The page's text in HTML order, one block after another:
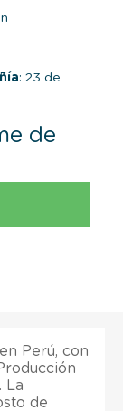
: 23 de
de
Perú, con
La
de